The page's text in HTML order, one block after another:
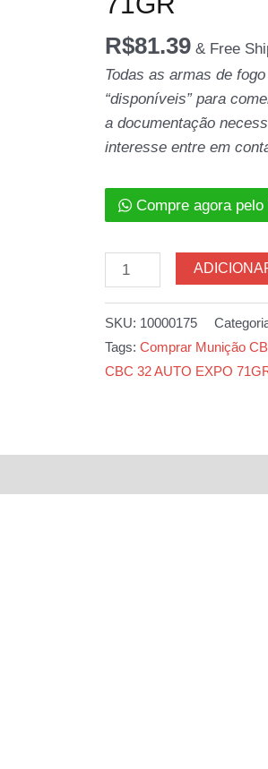
R$81.39 & Free
Todas as armas de
“disponíveis” para
a documentação
interesse entre em
Compre agora
Munição
CBC
EXPO
SKU: 10000175
Tags: Comprar Munição
CBC 32 AUTO EXPO